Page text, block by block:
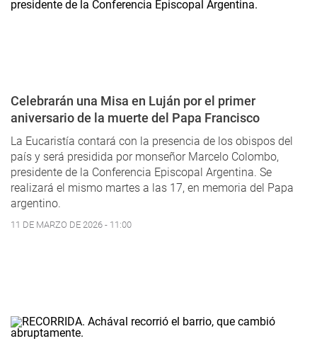
Celebrarán una Misa en Luján por el primer
aniversario de la muerte del Papa Francisco
La Eucaristía contará con la presencia de los obispos del
país y será presidida por monseñor Marcelo Colombo,
presidente de la Conferencia Episcopal Argentina. Se
realizará el mismo martes a las 17, en memoria del Papa
argentino.
11 DE MARZO DE 2026 - 11:00